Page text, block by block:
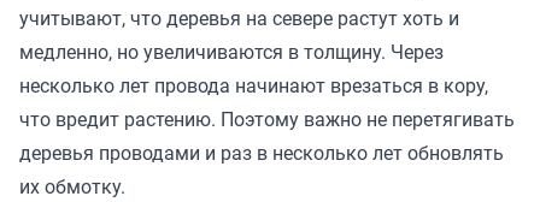
учитывают, что деревья на севере растут хоть и
медленно, но увеличиваются в толщину. Через
несколько лет провода начинают врезаться в кору,
что вредит растению. Поэтому важно не перетягивать
деревья проводами и раз в несколько лет обновлять
их обмотку.